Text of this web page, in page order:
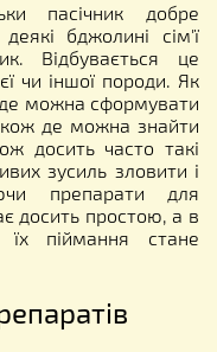
пасічник добре
бджолині сім'ї
Відбувається це
чи іншої породи. Як
де можна сформувати
де можна знайти
досить часто такі
зусиль зловити і
препарати для
досить простою, а в
їх піймання стане